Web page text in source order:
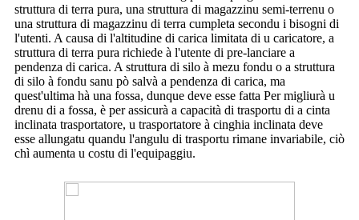
struttura di terra pura, una struttura di magazzinu semi-terrenu o
una struttura di magazzinu di terra cumpleta secondu i bisogni di
l'utenti. A causa di l'altitudine di carica limitata di u caricatore, a
struttura di terra pura richiede à l'utente di pre-lanciare a
pendenza di carica. A struttura di silo à mezu fondu o a struttura
di silo à fondu sanu pò salvà a pendenza di carica, ma
quest'ultima hà una fossa, dunque deve esse fatta Per migliurà u
drenu di a fossa, è per assicurà a capacità di trasportu di a cinta
inclinata trasportatore, u trasportatore à cinghia inclinata deve
esse allungatu quandu l'angulu di trasportu rimane invariabile, ciò
chì aumenta u costu di l'equipaggiu.